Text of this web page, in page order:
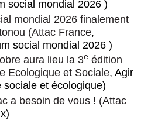
social mondial 2026 )
mondial 2026 finalement
(Attac France,
social mondial 2026 )
aura lieu la 3e édition
Ecologique et Sociale, Agir
sociale et écologique)
a besoin de vous ! (Attac